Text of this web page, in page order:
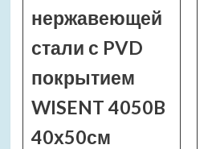
нержавеющей
стали с PVD
покрытием
WISENT 4050B
40х50см